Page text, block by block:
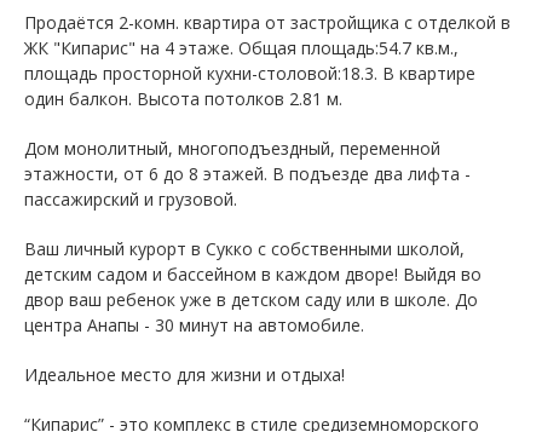
Продаётся 2-комн. квартира от застройщика c отделкой в
ЖК "Кипарис" на 4 этаже. Общая площадь:54.7 кв.м.,
площадь просторной кухни-столовой:18.3. B квартире
один балкон. Высота потолков 2.81 м.
Дом монолитный, многоподъездный, переменной
этажности, от 6 до 8 этажей. B подъезде два лифта -
пассажирский и грузовой.
Ваш личный курорт в Сукко с собственными школой,
детским садом и бассейном в каждом дворе! Выйдя во
двор ваш ребенок уже в детском саду или в школе. До
центра Анапы - 30 минут на автомобиле.
Идеальное место для жизни и отдыха!
“Кипарис” - это комплекс в стиле средиземноморского